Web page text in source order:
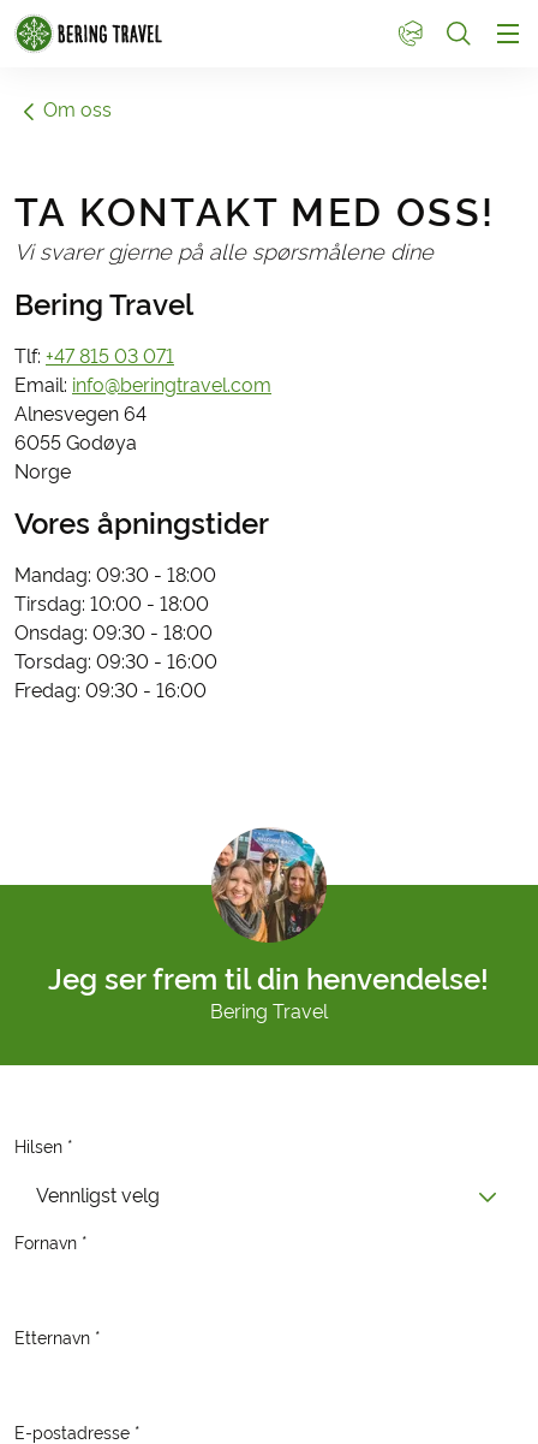
1
Om oss
TA KONTAKT MED OSS!
Vi svarer gjerne på alle spørsmålene dine
Bering Travel
Tlf: +47 815 03 071
Email: info@beringtravel.com
Alnesvegen 64
6055 Godøya
Norge
Vores åpningstider
Mandag: 09:30 - 18:00
Tirsdag: 10:00 - 18:00
Onsdag: 09:30 - 18:00
Torsdag: 09:30 - 16:00
Fredag: 09:30 - 16:00
Jeg ser frem til din henvendelse!
Bering Travel
Hilsen *
Vennligst velg
Fornavn *
Etternavn *
E-postadresse *